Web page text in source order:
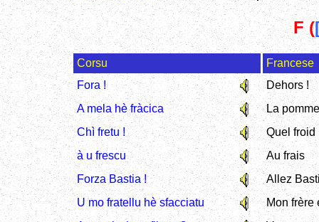
F (
Corsu
Francese
Fora !
Dehors !
A mela hè fràcica
La
Chì fretu !
Quel froid
à u frescu
Au frais
Forza Bastia !
Allez
U mo fratellu hè sfacciatu
Mon frère